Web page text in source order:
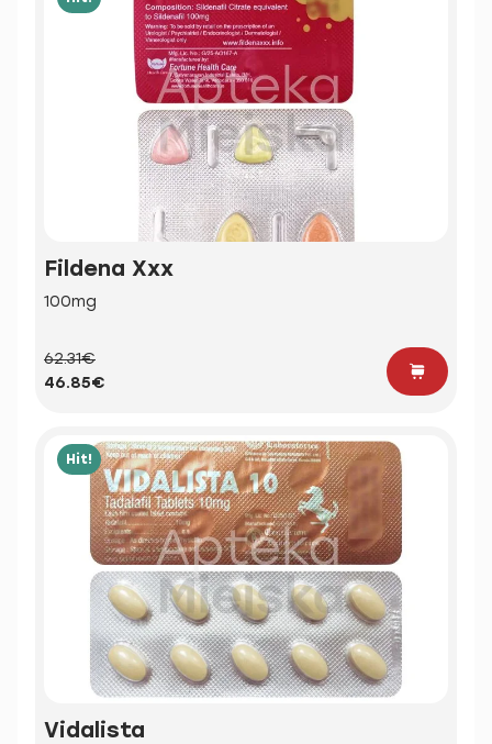
Fildena Xxx
100mg
62.31€
46.85€
Hit!
Vidalista